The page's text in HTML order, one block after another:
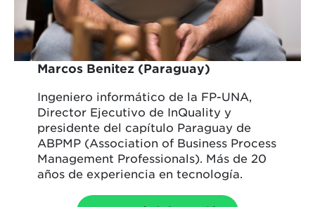
Marcos Benitez (Paraguay)
Ingeniero informático de la FP-UNA,
Director Ejecutivo de InQuality y
presidente del capítulo Paraguay de
ABPMP (Association of Business Process
Management Professionals). Más de 20
años de experiencia en tecnología.